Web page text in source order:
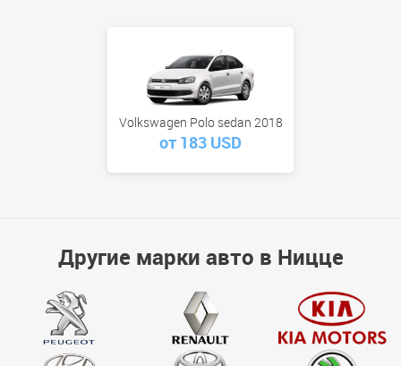
Volkswagen Polo sedan 2018
от 183 USD
Другие марки авто в Ницце